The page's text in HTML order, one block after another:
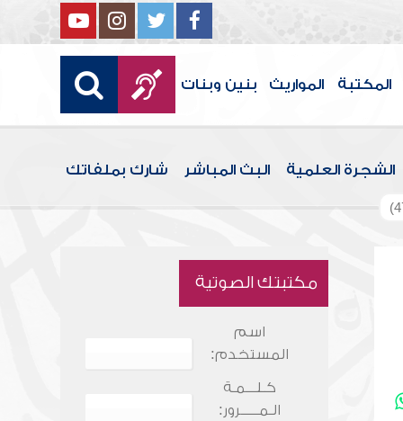
المكتبة المواريث بنين وبنات
الشجرة العلمية البث المباشر شارك بملفاتك
مكتبتك الصوتية
اسم
المستخدم:
كـلـــمـة
الـمـــــرور: